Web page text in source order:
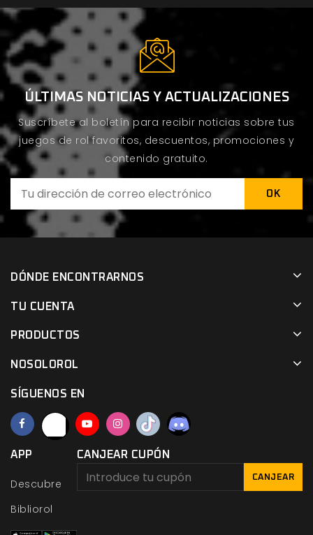
ÚLTIMAS NOTICIAS Y ACTUALIZACIONES
Suscríbete al boletín para recibir noticias sobre tus
juegos de rol favoritos, descuentos, promociones y
contenido gratuito.
DÓNDE ENCONTRARNOS
TU CUENTA
PRODUCTOS
NOSOLOROL
SÍGUENOS EN
APP
Descubre
Bibliorol
CANJEAR CUPÓN
CANJEAR